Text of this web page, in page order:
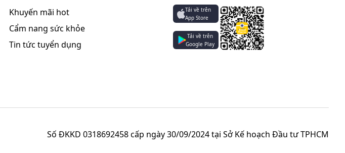
Khuyến mãi hot
Cẩm nang sức khỏe
Tin tức tuyển dụng
Tải về trên
App Store
Tải về trên
Google Play
Số ĐKKD 0318692458 cấp ngày 30/09/2024 tại Sở Kế hoạch Đầu tư TPHCM